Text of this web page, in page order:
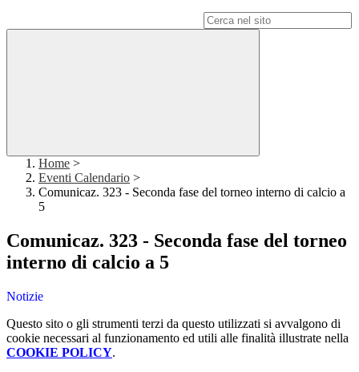
Home >
Eventi Calendario >
Comunicaz. 323 - Seconda fase del torneo interno di calcio a
5
Comunicaz. 323 - Seconda fase del torneo
interno di calcio a 5
Notizie
Questo sito o gli strumenti terzi da questo utilizzati si avvalgono di
cookie necessari al funzionamento ed utili alle finalità illustrate nella
COOKIE POLICY.